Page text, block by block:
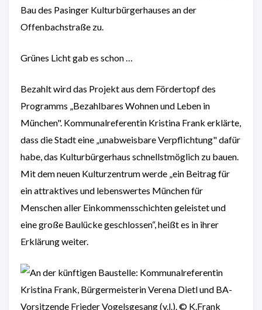
Bau des Pasinger Kulturbürgerhauses an der
Offenbachstraße zu.
Grünes Licht gab es schon …
Bezahlt wird das Projekt aus dem Fördertopf des
Programms „Bezahlbares Wohnen und Leben in
München". Kommunalreferentin Kristina Frank erklärte,
dass die Stadt eine „unabweisbare Verpflichtung" dafür
habe, das Kulturbürgerhaus schnellstmöglich zu bauen.
Mit dem neuen Kulturzentrum werde „ein Beitrag für
ein attraktives und lebenswertes München für
Menschen aller Einkommensschichten geleistet und
eine große Baulücke geschlossen“, heißt es in ihrer
Erklärung weiter.